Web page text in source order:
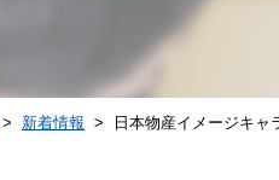
> 新着情報 > 日本物産イメージキャ